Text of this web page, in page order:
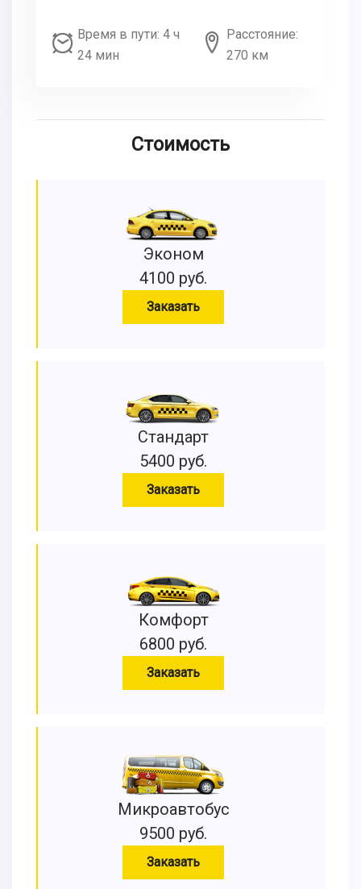
Время в пути: 4 ч
24 мин
Расстояние:
270 км
Стоимость
Эконом
4100 руб.
Заказать
Стандарт
5400 руб.
Заказать
Комфорт
6800 руб.
Заказать
Микроавтобус
9500 руб.
Заказать